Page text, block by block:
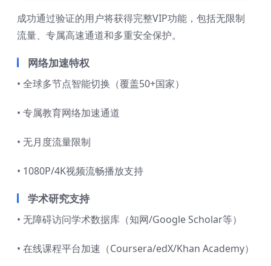
成功通过验证的用户将获得完整VIP功能，包括无限制
流量、专属高速通道和多重安全保护。
网络加速特权
• 全球多节点智能切换（覆盖50+国家）
• 专属教育网络加速通道
• 无月度流量限制
• 1080P/4K视频流畅播放支持
学术研究支持
• 无障碍访问学术数据库（知网/Google Scholar等）
• 在线课程平台加速（Coursera/edX/Khan Academy）